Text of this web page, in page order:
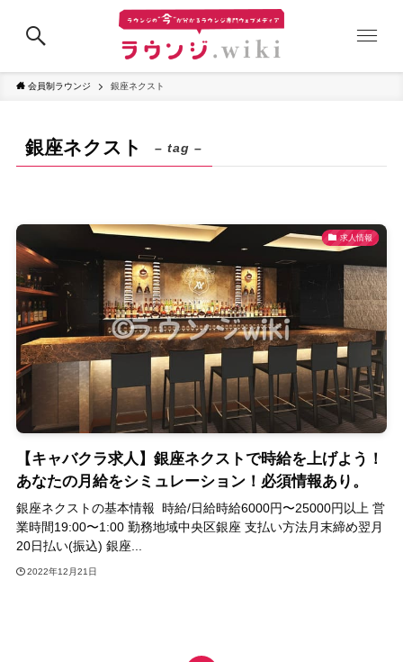
会員制ラウンジ 銀座ネクスト
銀座ネクスト – tag –
求人情報
【キャバクラ求人】銀座ネクストで時給を上げよう！
あなたの月給をシミュレーション！必須情報あり。
銀座ネクストの基本情報 時給/日給時給6000円〜25000円以上 営
業時間19:00〜1:00 勤務地域中央区銀座 支払い方法月末締め翌月
20日払い(振込) 銀座...
2022年12月21日